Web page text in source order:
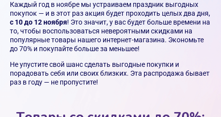
Каждый год в ноябре мы устраиваем праздник выгодных
покупок — и в этот раз акция будет проходить целых два дня,
с 10 до 12 ноября! Это значит, у вас будет больше времени на
то, чтобы воспользоваться невероятными скидками на
популярные товары нашего интернет-магазина. Экономьте
до 70% и покупайте больше за меньшее!
Не упустите свой шанс сделать выгодные покупки и
порадовать себя или своих близких. Эта распродажа бывает
раз в году — не пропустите!